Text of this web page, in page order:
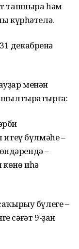
тапшыра һәм
күрһәтелә.
декабренә
менән
шылтыратырға:
итеү бүлмәһе –
–
көнө иһә
бүлеге –
сәғәт 9-ҙан